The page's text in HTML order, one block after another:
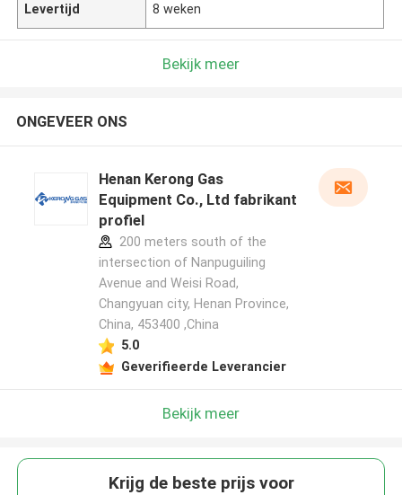
Levertijd 8 weken
Bekijk meer
ONGEVEER ONS
Henan Kerong Gas
Equipment Co., Ltd fabrikant
profiel
200 meters south of the
intersection of Nanpuguiling
Avenue and Weisi Road,
Changyuan city, Henan Province,
China, 453400 ,China
5.0
Geverifieerde Leverancier
Bekijk meer
Krijg de beste prijs voor